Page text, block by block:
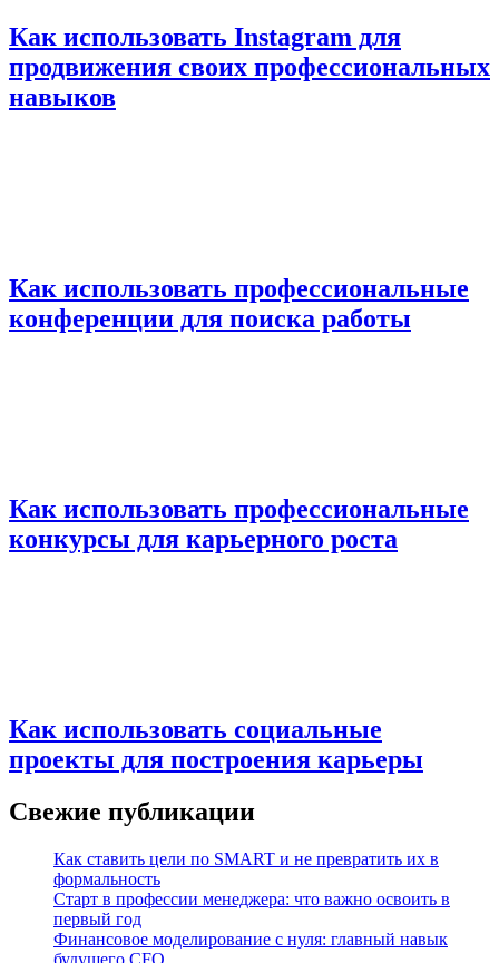
Как использовать Instagram для
продвижения своих профессиональных
навыков
Как использовать профессиональные
конференции для поиска работы
Как использовать профессиональные
конкурсы для карьерного роста
Как использовать социальные
проекты для построения карьеры
Свежие публикации
Как ставить цели по SMART и не превратить их в
формальность
Старт в профессии менеджера: что важно освоить в
первый год
Финансовое моделирование с нуля: главный навык
будущего CFO